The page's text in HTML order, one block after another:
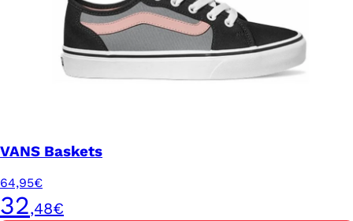
VANS Baskets
64,95€
32,48€